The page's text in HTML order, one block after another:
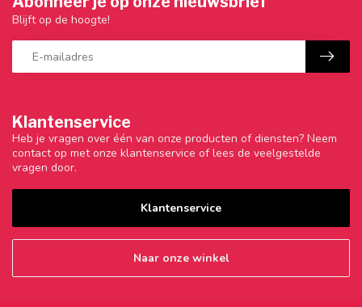
Klantenservice
Heb je vragen over één van onze producten of diensten? Neem
contact op met onze klantenservice of lees de veelgestelde
vragen door.
Klantenservice
Naar onze winkel
Blijft op de hoogte!